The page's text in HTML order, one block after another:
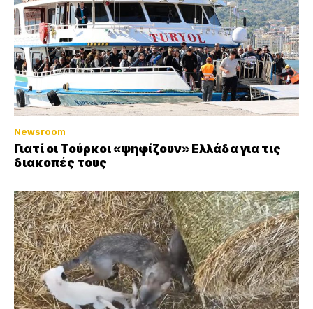
Newsroom
Γιατί οι Τούρκοι «ψηφίζουν» Ελλάδα για τις
διακοπές τους